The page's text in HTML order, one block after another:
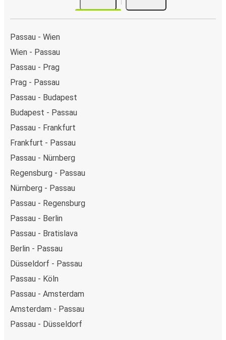
Passau - Wien
Wien - Passau
Passau - Prag
Prag - Passau
Passau - Budapest
Budapest - Passau
Passau - Frankfurt
Frankfurt - Passau
Passau - Nürnberg
Regensburg - Passau
Nürnberg - Passau
Passau - Regensburg
Passau - Berlin
Passau - Bratislava
Berlin - Passau
Düsseldorf - Passau
Passau - Köln
Passau - Amsterdam
Amsterdam - Passau
Passau - Düsseldorf